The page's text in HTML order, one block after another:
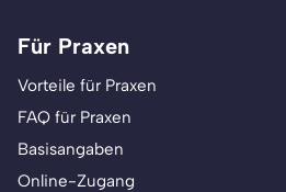
Für Praxen
Vorteile für Praxen
FAQ für Praxen
Basisangaben
Online-Zugang